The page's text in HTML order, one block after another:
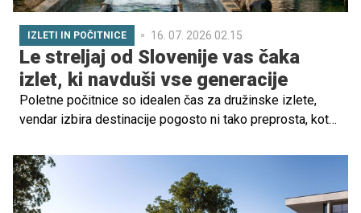
IZLETI IN POČITNICE 16. 07. 2026 02.15
Le streljaj od Slovenije vas čaka
izlet, ki navduši vse generacije
Poletne počitnice so idealen čas za družinske izlete,
vendar izbira destinacije pogosto ni tako preprosta, kot
starejšemu šolarju ni nujno dovolj zanimivo, odrasli pa si
ob tem želijo predvsem sproščen dan brez nenehnega
načrtovanja in prilagajanja.